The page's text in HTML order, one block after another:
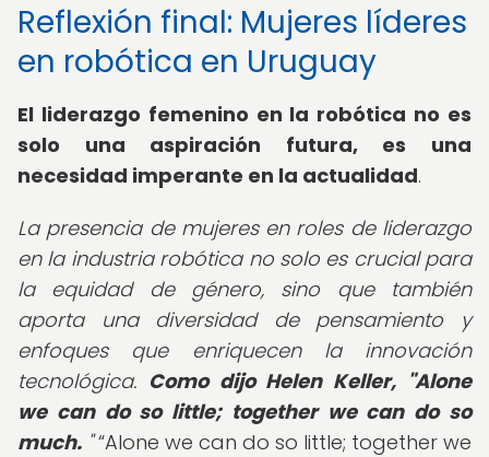
Reflexión final: Mujeres líderes
en robótica en Uruguay
El liderazgo femenino en la robótica no es
solo una aspiración futura, es una
necesidad imperante en la actualidad.
La presencia de mujeres en roles de liderazgo
en la industria robótica no solo es crucial para
la equidad de género, sino que también
aporta una diversidad de pensamiento y
enfoques que enriquecen la innovación
tecnológica. Como dijo Helen Keller, "Alone
we can do so little; together we can do so
much. " Alone we can do so little; together we